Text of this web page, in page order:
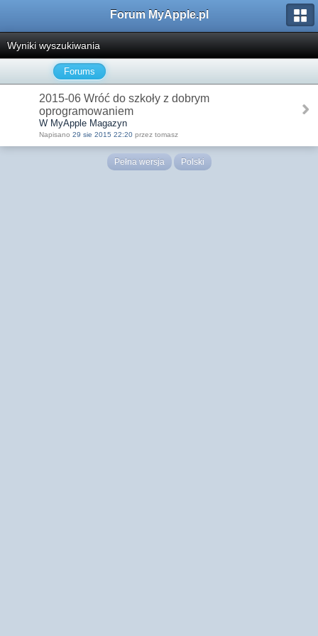
Forum MyApple.pl
Wyniki wyszukiwania
Forums
2015-06 Wróć do szkoły z dobrym
oprogramowaniem
W MyApple Magazyn
Napisano 29 sie 2015 22:20 przez tomasz
Pełna wersja Polski